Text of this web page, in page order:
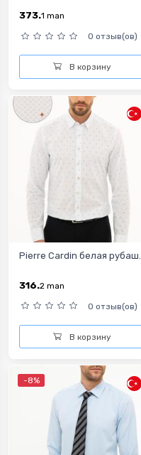
373.1 man
0 отзыв(ов)
В корзину
Pierre Cardin белая рубаш...
316.2 man
0 отзыв(ов)
В корзину
-8%